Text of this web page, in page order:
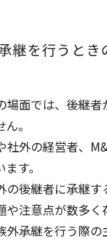
継を行うとき
場面では、後継
。
外の経営者、
す。
の後継者に承継
注意点が数多く
外承継を行う際の